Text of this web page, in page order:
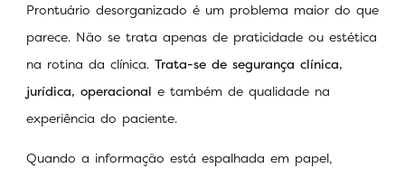
Prontuário desorganizado é um problema maior do que
parece. Não se trata apenas de praticidade ou estética
na rotina da clínica. Trata-se de segurança clínica,
jurídica, operacional e também de qualidade na
experiência do paciente.
Quando a informação está espalhada em papel,